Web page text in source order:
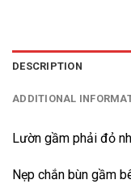
DESCRIPTION
ADDITIONAL
Lườn gầm phải đỏ
Nẹp chắn bùn gầm